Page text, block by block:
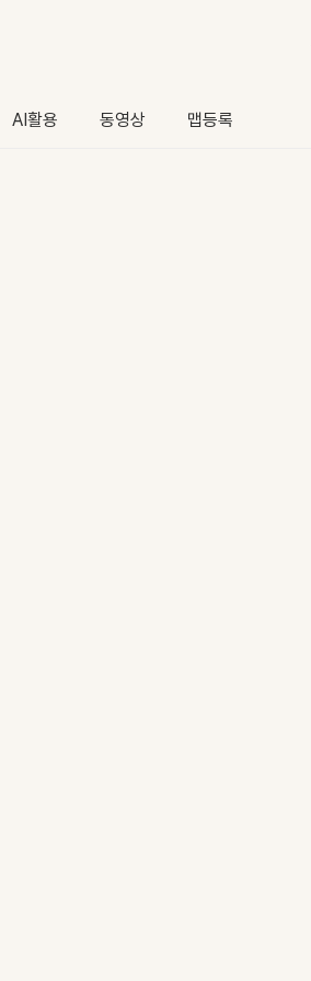
AI활용 동영상 맵등록